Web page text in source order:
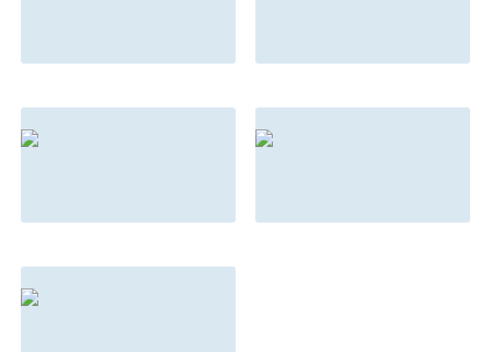
はどう対応する？
2022.08.31